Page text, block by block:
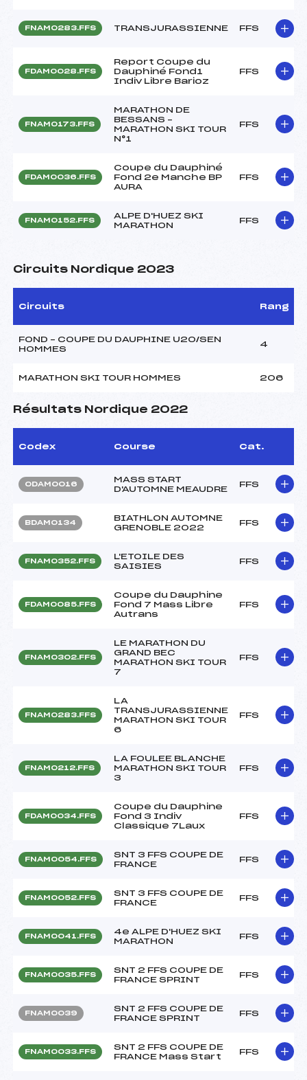
FNAM0283.FFS TRANSJURASSIENNE FFS
FDAM0028.FFS
Report Coupe du
Dauphiné Fond1
Indiv Libre Barioz
FFS
FNAM0173.FFS
MARATHON DE
BESSANS –
MARATHON SKI TOUR
N°1
FFS
FDAM0036.FFS
Coupe du Dauphiné
Fond 2e Manche BP
AURA
FFS
FNAM0152.FFS
ALPE D'HUEZ SKI
MARATHON
FFS
Circuits Nordique 2023
Circuits Rang
FOND – COUPE DU DAUPHINE U20/SEN
HOMMES
4
MARATHON SKI TOUR HOMMES 206
Résultats Nordique 2022
Codex Course Cat.
ODAM0016
MASS START
D'AUTOMNE MEAUDRE
FFS
BDAM0134
BIATHLON AUTOMNE
GRENOBLE 2022
FFS
FNAM0352.FFS
L'ETOILE DES
SAISIES
FFS
FDAM0085.FFS
Coupe du Dauphine
Fond 7 Mass Libre
Autrans
FFS
FNAM0302.FFS
LE MARATHON DU
GRAND BEC
MARATHON SKI TOUR
7
FFS
FNAM0283.FFS
LA
TRANSJURASSIENNE
MARATHON SKI TOUR
6
FFS
FNAM0212.FFS
LA FOULEE BLANCHE
MARATHON SKI TOUR
3
FFS
FDAM0034.FFS
Coupe du Dauphine
Fond 3 Indiv
Classique 7Laux
FFS
FNAM0054.FFS
SNT 3 FFS COUPE DE
FRANCE
FFS
FNAM0052.FFS
SNT 3 FFS COUPE DE
FRANCE
FFS
FNAM0041.FFS
4e ALPE D'HUEZ SKI
MARATHON
FFS
FNAM0035.FFS
SNT 2 FFS COUPE DE
FRANCE SPRINT
FFS
FNAM0039
SNT 2 FFS COUPE DE
FRANCE SPRINT
FFS
FNAM0033.FFS
SNT 2 FFS COUPE DE
FRANCE Mass Start
FFS